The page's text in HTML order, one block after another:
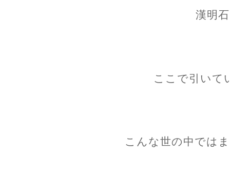
漢明
ここで引いて
こんな世の中では